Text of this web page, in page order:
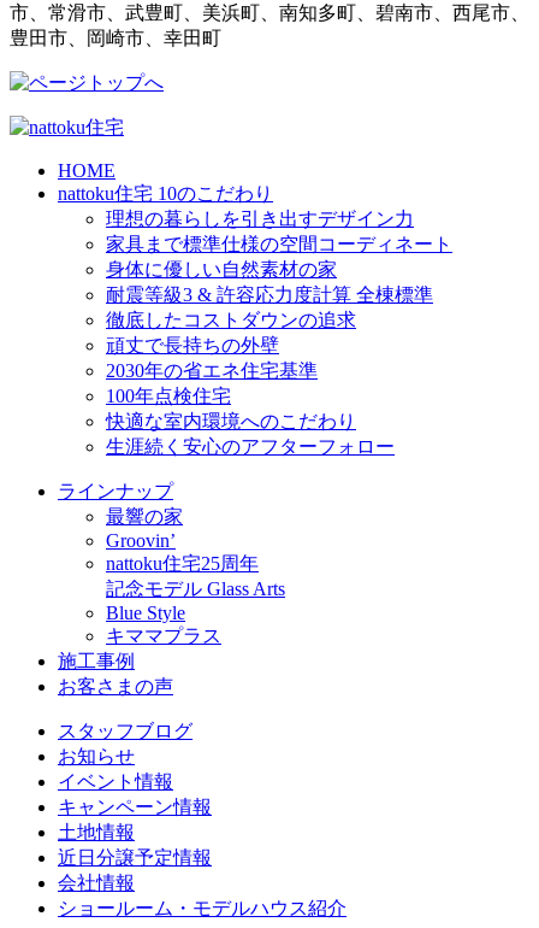
市、常滑市、武豊町、美浜町、南知多町、碧南市、西尾市、
豊田市、岡崎市、幸田町
HOME
nattoku住宅 10のこだわり
理想の暮らしを引き出すデザイン力
家具まで標準仕様の空間コーディネート
身体に優しい自然素材の家
耐震等級3 & 許容応力度計算 全棟標準
徹底したコストダウンの追求
頑丈で長持ちの外壁
2030年の省エネ住宅基準
100年点検住宅
快適な室内環境へのこだわり
生涯続く安心のアフターフォロー
ラインナップ
最響の家
Groovin’
nattoku住宅25周年
記念モデル Glass Arts
Blue Style
キママプラス
施工事例
お客さまの声
スタッフブログ
お知らせ
イベント情報
キャンペーン情報
土地情報
近日分譲予定情報
会社情報
ショールーム・モデルハウス紹介